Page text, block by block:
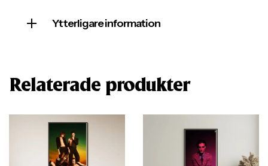
Ytterligare information
Relaterade produkter